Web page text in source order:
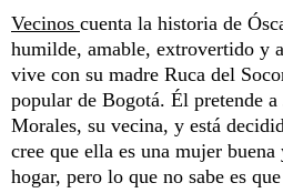
Vecinos cuenta la historia de
humilde, amable, extrovertido y
vive con su madre Ruca del
popular de Bogotá. Él pretende a
Morales, su vecina, y está
cree que ella es una mujer
hogar, pero lo que no sabe es